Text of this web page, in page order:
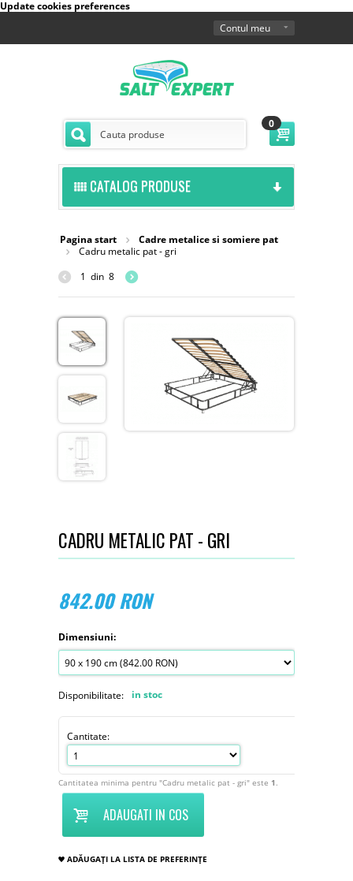
Update cookies preferences
Contul meu
0
CATALOG PRODUSE
Pagina start
Cadre metalice si somiere pat
Cadru metalic pat - gri
1 din 8
CADRU METALIC PAT - GRI
842.00 RON
Dimensiuni:
Disponibilitate: in stoc
Cantitate:
Cantitatea minima pentru "Cadru metalic pat - gri" este 1 .
ADAUGATI IN COS
ADĂUGAȚI LA LISTA DE PREFERINȚE